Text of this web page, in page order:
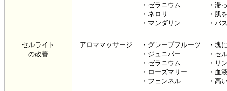
・ゼラニウム
・ネロリ
・マンダリン
・滞
・肌
・バ
セルライト
の改善
アロママッサージ
・グレープフルーツ
・ジュニパー
・ゼラニウム
・ローズマリー
・フェンネル
・塊
・セ
・リ
・血
・高